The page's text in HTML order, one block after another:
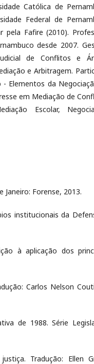
Católica de
Federal de
pela Fafire (2010).
desde 2007.
de Conflitos e
e Arbitragem.
Elementos da
em Mediação de
Escolar,
Janeiro: Forense, 2013.
institucionais da
à aplicação dos
Carlos Nelson
de 1988. Série
Tradução: Ellen